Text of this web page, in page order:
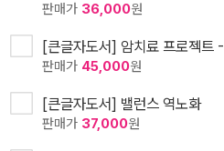
판매가 36,000원
[큰글자도서] 암치료 프로젝트
판매가 45,000원
[큰글자도서] 밸런스 역노화
판매가 37,000원